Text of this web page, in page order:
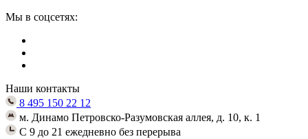
Мы в соцсетях:
Наши контакты
8 495 150 22 12
м. Динамо Петровско-Разумовская аллея, д. 10, к. 1
C 9 до 21 ежедневно без перерыва